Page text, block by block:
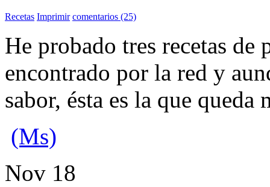
Recetas Imprimir comentarios (25)
He probado tres recetas de
encontrado por la red y
sabor, ésta es la que queda
(Ms)
Nov 18